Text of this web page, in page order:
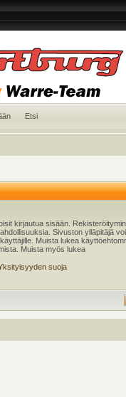
Etsi
kirjautua sisään.
Sivuston ylläpitäjä
Muista lukea
Muista myös lukea
suoja